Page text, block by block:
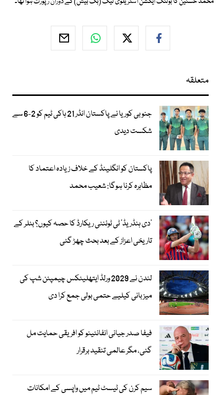
متعلقہ
جنوبی کوریا نے پاکستان انڈر 21 ہاکی ٹیم کو 2-6 سے
شکست دیدی
پاکستان کو انگلینڈ کے خلاف زیادہ اعتماد کا
مظاہرہ کرنا ہوگا: شعیب محمد
’دی ہنڈریڈ‘ ٹی ٹوئنٹی ریکارڈ کا حصہ کیوں؟ بٹلر کے
تاریخی اعزاز کے بعد بحث چھڑ گئی
لندن نے 2029 ورلڈ ایتھلیٹکس چیمپئن شپ کی
میزبانی کیلیے حتمی بولی جمع کرا دی
فیفا صدر جیانی انفانٹینو کو افریقی حمایت مل
گئی، مگر عالمی تنقید برقرار
سیم کرن کی ٹیسٹ ٹیم میں واپسی کے امکانات